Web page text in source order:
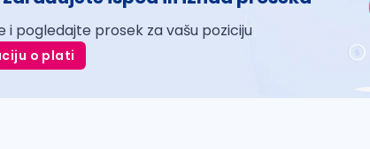
i pogledajte prosek za vašu poziciju
o plati